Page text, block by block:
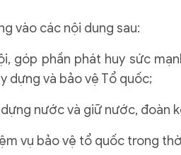
vào các nội dung sau:
góp phần phát huy sức
dựng và bảo vệ Tổ quốc;
nước và giữ nước, đoàn
vụ bảo vệ tổ quốc trong